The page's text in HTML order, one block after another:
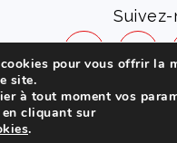
Suivez-
Mentions légales
pour vous offrir la
site.
à tout moment vos
cliquant sur
.